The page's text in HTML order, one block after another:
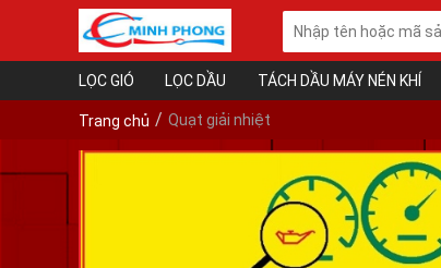
LỌC GIÓ LỌC DẦU TÁCH DẦU MÁY NÉN KHÍ
Trang chủ Quạt giải nhiệt